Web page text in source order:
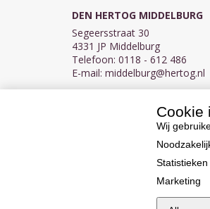
DEN HERTOG MIDDELBURG
Segeersstraat 30
4331 JP Middelburg
Telefoon: 0118 - 612 486
E-mail: middelburg@hertog.nl
BTW NL007450242B03
Cookie
Wij
Statistieken
Marketing